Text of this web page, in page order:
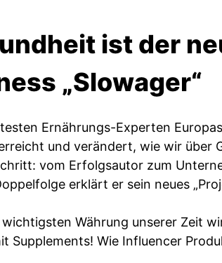
ist der
„Slowager“
Ernährungs-Experten
und verändert, wie wir über
vom Erfolgsautor zum
erklärt er sein neues
Währung unserer Zeit
Supplements! Wie Influencer